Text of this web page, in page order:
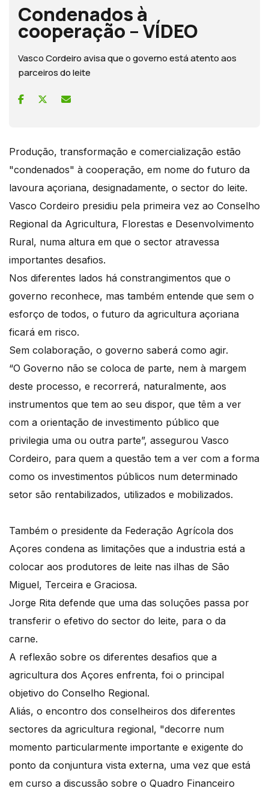
Condenados à
cooperação – VÍDEO
Vasco Cordeiro avisa que o governo está atento aos
parceiros do leite
Produção, transformação e comercialização estão
"condenados" à cooperação, em nome do futuro da
lavoura açoriana, designadamente, o sector do leite.
Vasco Cordeiro presidiu pela primeira vez ao Conselho
Regional da Agricultura, Florestas e Desenvolvimento
Rural, numa altura em que o sector atravessa
importantes desafios.
Nos diferentes lados há constrangimentos que o
governo reconhece, mas também entende que sem o
esforço de todos, o futuro da agricultura açoriana
ficará em risco.
Sem colaboração, o governo saberá como agir.
“O Governo não se coloca de parte, nem à margem
deste processo, e recorrerá, naturalmente, aos
instrumentos que tem ao seu dispor, que têm a ver
com a orientação de investimento público que
privilegia uma ou outra parte”, assegurou Vasco
Cordeiro, para quem a questão tem a ver com a forma
como os investimentos públicos num determinado
setor são rentabilizados, utilizados e mobilizados.
Também o presidente da Federação Agrícola dos
Açores condena as limitações que a industria está a
colocar aos produtores de leite nas ilhas de São
Miguel, Terceira e Graciosa.
Jorge Rita defende que uma das soluções passa por
transferir o efetivo do sector do leite, para o da
carne.
A reflexão sobre os diferentes desafios que a
agricultura dos Açores enfrenta, foi o principal
objetivo do Conselho Regional.
Aliás, o encontro dos conselheiros dos diferentes
sectores da agricultura regional, "decorre num
momento particularmente importante e exigente do
ponto da conjuntura vista externa, uma vez que está
em curso a discussão sobre o Quadro Financeiro